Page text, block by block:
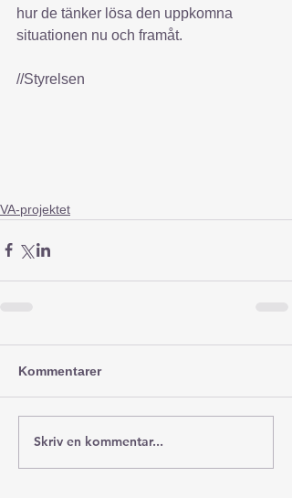
hur de tänker lösa den uppkomna
situationen nu och framåt.
//Styrelsen
VA-projektet
Kommentarer
Skriv en kommentar...